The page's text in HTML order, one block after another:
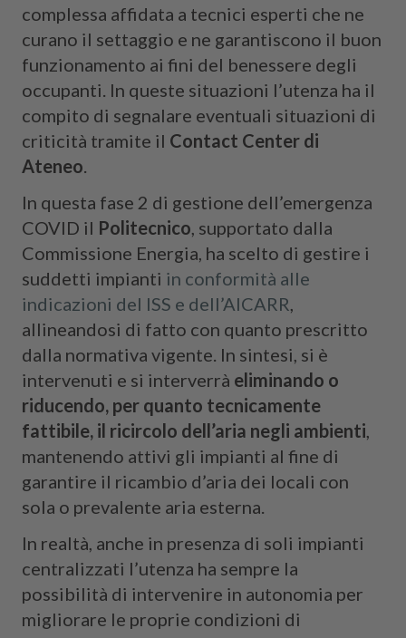
complessa affidata a tecnici esperti che ne
curano il settaggio e ne garantiscono il buon
funzionamento ai fini del benessere degli
occupanti. In queste situazioni l’utenza ha il
compito di segnalare eventuali situazioni di
criticità tramite il Contact Center di
Ateneo.
In questa fase 2 di gestione dell’emergenza
COVID il Politecnico, supportato dalla
Commissione Energia, ha scelto di gestire i
suddetti impianti in conformità alle
indicazioni del ISS e dell’AICARR,
allineandosi di fatto con quanto prescritto
dalla normativa vigente. In sintesi, si è
intervenuti e si interverrà eliminando o
riducendo, per quanto tecnicamente
fattibile, il ricircolo dell’aria negli ambienti,
mantenendo attivi gli impianti al fine di
garantire il ricambio d’aria dei locali con
sola o prevalente aria esterna.
In realtà, anche in presenza di soli impianti
centralizzati l’utenza ha sempre la
possibilità di intervenire in autonomia per
migliorare le proprie condizioni di